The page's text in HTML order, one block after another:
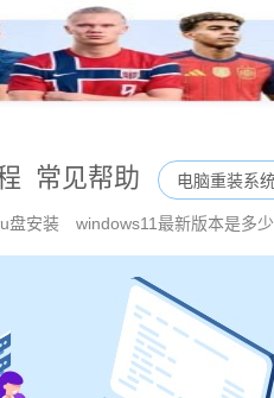
常见帮助
u盘安装 windows11最新版本是多少